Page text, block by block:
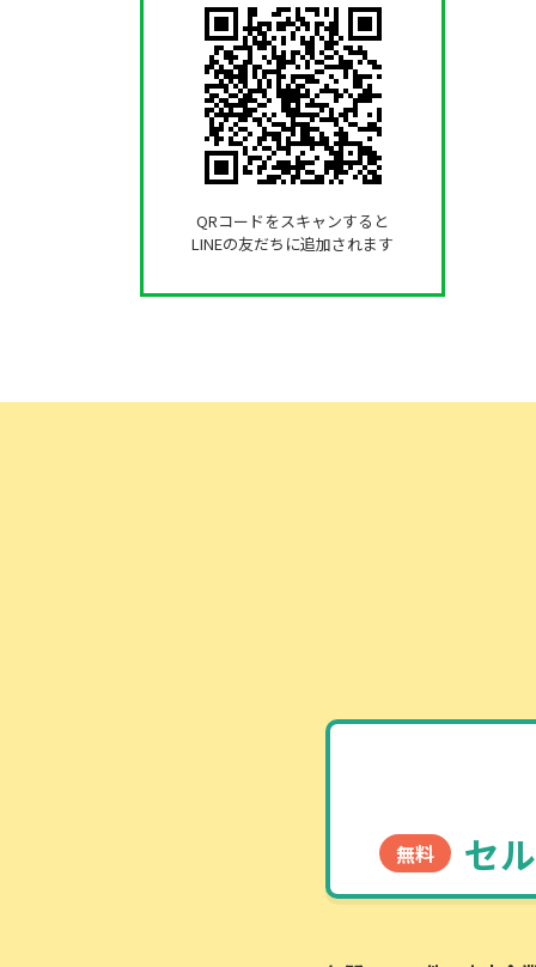
QRコードをスキャンすると
LINEの友だちに追加されます
無料 セ